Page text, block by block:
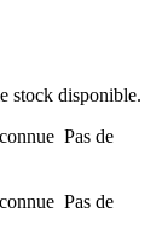
stock disponible.
Pas de
Pas de